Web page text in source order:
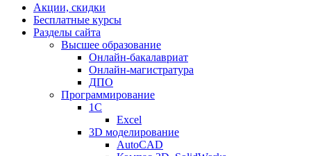
Акции, скидки
Бесплатные курсы
Разделы сайта
Высшее образование
Онлайн-бакалавриат
Онлайн-магистратура
ДПО
Программирование
1С
Excel
3D моделирование
AutoCAD